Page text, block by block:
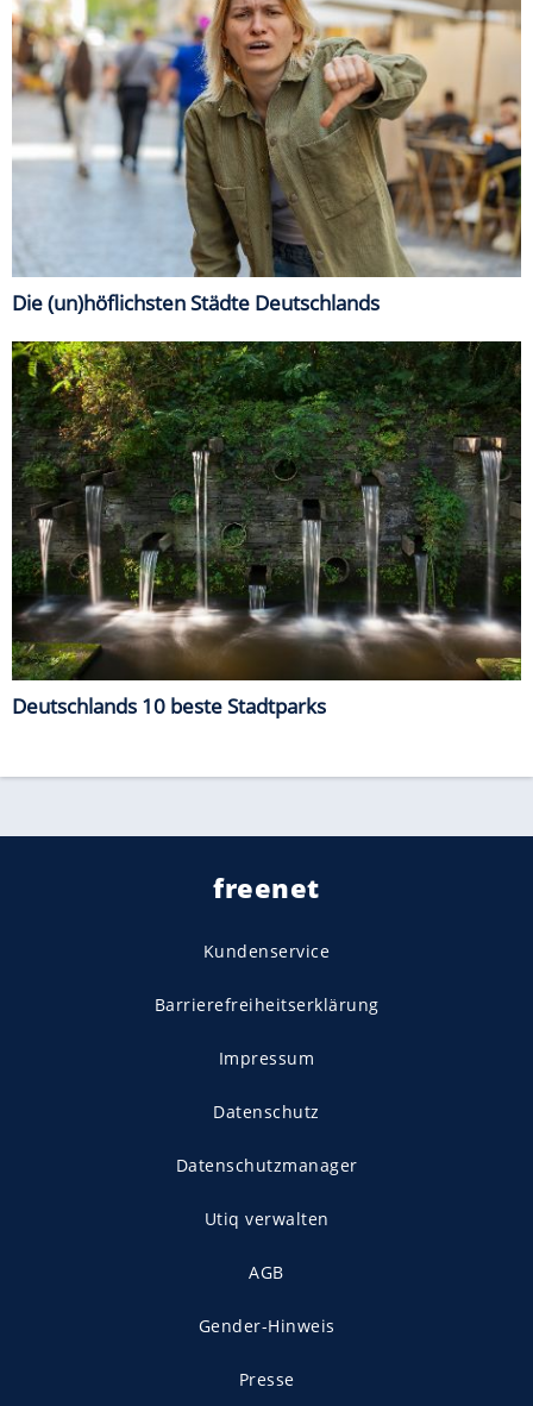
Die (un)höflichsten Städte Deutschlands
Deutschlands 10 beste Stadtparks
freenet
Kundenservice
Barrierefreiheitserklärung
Impressum
Datenschutz
Datenschutzmanager
Utiq verwalten
AGB
Gender-Hinweis
Presse